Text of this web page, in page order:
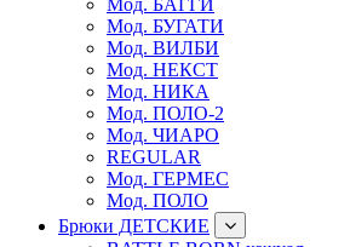
Мод. БАГГИ
Мод. БУГАТИ
Мод. ВИЛБИ
Мод. НЕКСТ
Мод. НИКА
Мод. ПОЛО-2
Мод. ЧИАРО
REGULAR
Мод. ГЕРМЕС
Мод. ПОЛО
Брюки ДЕТСКИЕ